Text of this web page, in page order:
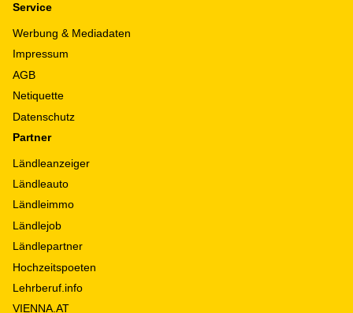
Service
Werbung & Mediadaten
Impressum
AGB
Netiquette
Datenschutz
Partner
Ländleanzeiger
Ländleauto
Ländleimmo
Ländlejob
Ländlepartner
Hochzeitspoeten
Lehrberuf.info
VIENNA.AT